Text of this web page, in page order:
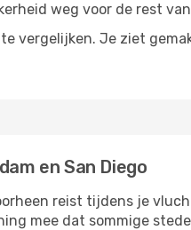
weg voor de rest
vergelijken. Je ziet
en San Diego
reist tijdens je
mee dat sommige